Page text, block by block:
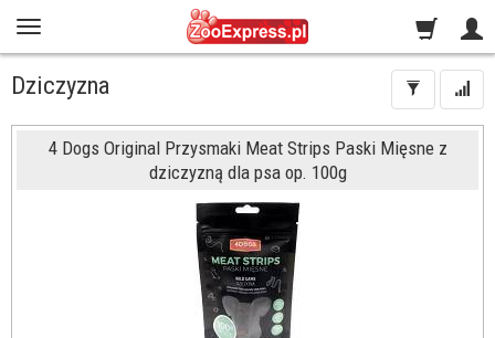
Dziczyzna
4 Dogs Original Przysmaki Meat Strips Paski Mięsne z
dziczyzną dla psa op. 100g